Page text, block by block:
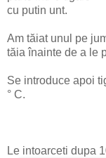
cu putin unt.
Am tăiat unul pe
tăia înainte de a le
Se introduce apoi
° C.
Le intoarceti dupa